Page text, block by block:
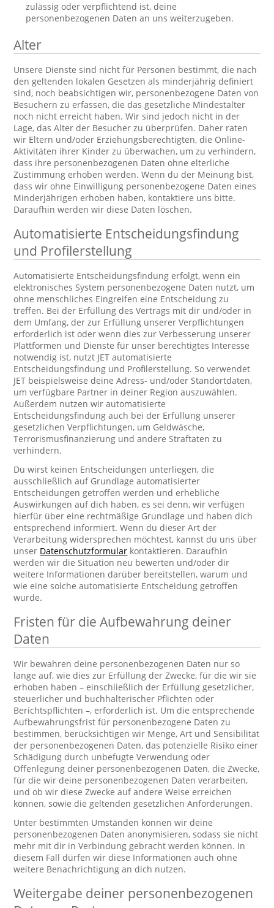
zulässig oder verpflichtend ist, deine
personenbezogenen Daten an uns weiterzugeben.
Alter
Unsere Dienste sind nicht für Personen bestimmt, die nach
den geltenden lokalen Gesetzen als minderjährig definiert
sind, noch beabsichtigen wir, personenbezogene Daten von
Besuchern zu erfassen, die das gesetzliche Mindestalter
noch nicht erreicht haben. Wir sind jedoch nicht in der
Lage, das Alter der Besucher zu überprüfen. Daher raten
wir Eltern und/oder Erziehungsberechtigten, die Online-
Aktivitäten ihrer Kinder zu überwachen, um zu verhindern,
dass ihre personenbezogenen Daten ohne elterliche
Zustimmung erhoben werden. Wenn du der Meinung bist,
dass wir ohne Einwilligung personenbezogene Daten eines
Minderjährigen erhoben haben, kontaktiere uns bitte.
Daraufhin werden wir diese Daten löschen.
Automatisierte Entscheidungsfindung
und Profilerstellung
Automatisierte Entscheidungsfindung erfolgt, wenn ein
elektronisches System personenbezogene Daten nutzt, um
ohne menschliches Eingreifen eine Entscheidung zu
treffen. Bei der Erfüllung des Vertrags mit dir und/oder in
dem Umfang, der zur Erfüllung unserer Verpflichtungen
erforderlich ist oder wenn dies zur Verbesserung unserer
Plattformen und Dienste für unser berechtigtes Interesse
notwendig ist, nutzt JET automatisierte
Entscheidungsfindung und Profilerstellung. So verwendet
JET beispielsweise deine Adress- und/oder Standortdaten,
um verfügbare Partner in deiner Region auszuwählen.
Außerdem nutzen wir automatisierte
Entscheidungsfindung auch bei der Erfüllung unserer
gesetzlichen Verpflichtungen, um Geldwäsche,
Terrorismusfinanzierung und andere Straftaten zu
verhindern.
Du wirst keinen Entscheidungen unterliegen, die
ausschließlich auf Grundlage automatisierter
Entscheidungen getroffen werden und erhebliche
Auswirkungen auf dich haben, es sei denn, wir verfügen
hierfür über eine rechtmäßige Grundlage und haben dich
entsprechend informiert. Wenn du dieser Art der
Verarbeitung widersprechen möchtest, kannst du uns über
unser Datenschutzformular kontaktieren. Daraufhin
werden wir die Situation neu bewerten und/oder dir
weitere Informationen darüber bereitstellen, warum und
wie eine solche automatisierte Entscheidung getroffen
wurde.
Fristen für die Aufbewahrung deiner
Daten
Wir bewahren deine personenbezogenen Daten nur so
lange auf, wie dies zur Erfüllung der Zwecke, für die wir sie
erhoben haben – einschließlich der Erfüllung gesetzlicher,
steuerlicher und buchhalterischer Pflichten oder
Berichtspflichten –, erforderlich ist. Um die entsprechende
Aufbewahrungsfrist für personenbezogene Daten zu
bestimmen, berücksichtigen wir Menge, Art und Sensibilität
der personenbezogenen Daten, das potenzielle Risiko einer
Schädigung durch unbefugte Verwendung oder
Offenlegung deiner personenbezogenen Daten, die Zwecke,
für die wir deine personenbezogenen Daten verarbeiten,
und ob wir diese Zwecke auf andere Weise erreichen
können, sowie die geltenden gesetzlichen Anforderungen.
Unter bestimmten Umständen können wir deine
personenbezogenen Daten anonymisieren, sodass sie nicht
mehr mit dir in Verbindung gebracht werden können. In
diesem Fall dürfen wir diese Informationen auch ohne
weitere Benachrichtigung an dich nutzen.
Weitergabe deiner personenbezogenen